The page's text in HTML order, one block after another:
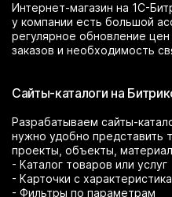
Интернет-магазин на 1С-
у компании есть большой
регулярное обновление
заказов и необходимость
Сайты-каталоги на
Разрабатываем сайты-
нужно удобно представить
проекты, объекты,
- Каталог товаров или услуг
- Карточки с
- Фильтры по параметрам